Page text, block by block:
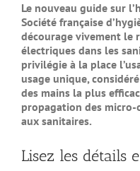
Le nouveau guide sur
Société française
décourage vivement le
électriques dans les
privilégie à la place
usage unique,
des mains la plus
propagation des micro-
aux sanitaires.
Lisez les détails